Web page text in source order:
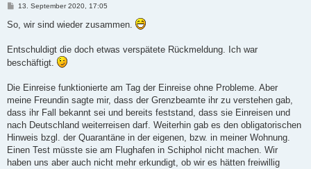
B
i
t
a
g
13. September 2020, 17:05
So, wir sind wieder zusammen.
Entschuldigt die doch etwas verspätete Rückmeldung. Ich war
beschäftigt.
Die Einreise funktionierte am Tag der Einreise ohne Probleme. Aber
meine Freundin sagte mir, dass der Grenzbeamte ihr zu verstehen gab,
dass ihr Fall bekannt sei und bereits feststand, dass sie Einreisen und
nach Deutschland weiterreisen darf. Weiterhin gab es den obligatorischen
Hinweis bzgl. der Quarantäne in der eigenen, bzw. in meiner Wohnung.
Einen Test müsste sie am Flughafen in Schiphol nicht machen. Wir
haben uns aber auch nicht mehr erkundigt, ob wir es hätten freiwillig